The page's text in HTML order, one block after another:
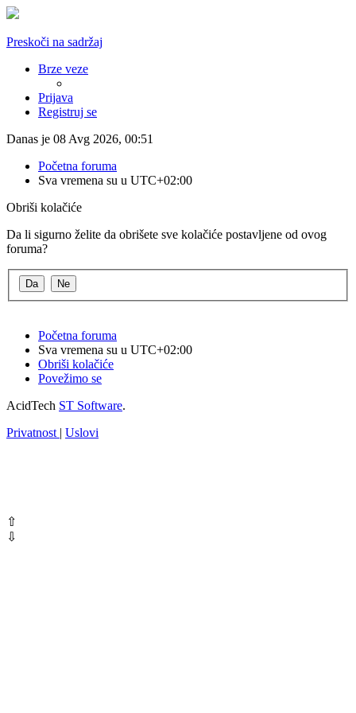
Preskoči na sadržaj
Brze veze
Prijava
Registruj se
Danas je 08 Avg 2026, 00:51
Početna foruma
Sva vremena su u UTC+02:00
Obriši kolačiće
Da li sigurno želite da obrišete sve kolačiće postavljene od ovog
foruma?
Početna foruma
Sva vremena su u UTC+02:00
Obriši kolačiće
Povežimo se
AcidTech ST Software.
Privatnost | Uslovi
⇧
⇩